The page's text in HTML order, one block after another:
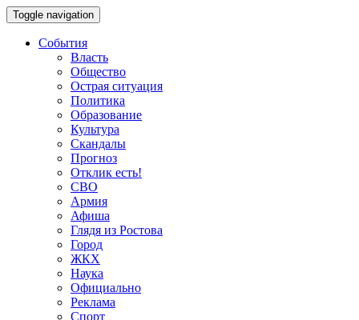
Toggle navigation
События
Власть
Общество
Острая ситуация
Политика
Образование
Культура
Скандалы
Прогноз
Отклик есть!
СВО
Армия
Афиша
Глядя из Ростова
Город
ЖКХ
Наука
Официально
Реклама
Спорт